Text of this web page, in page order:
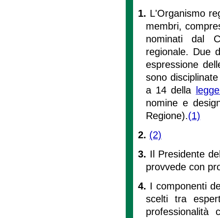
1. L'Organismo
membri,
nominati dal
regionale. Due
espressione
sono
a 14 della
nomine e
Regione).(1)
2. (2)
3. Il Presidente
provvede con
4. I componenti
scelti tra